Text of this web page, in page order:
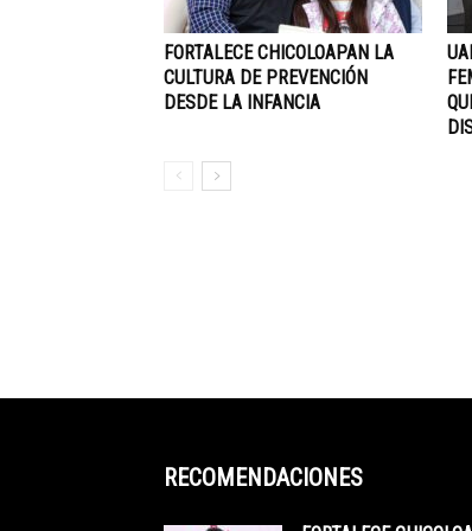
FORTALECE CHICOLOAPAN LA
CULTURA DE PREVENCIÓN
DESDE LA INFANCIA
RECOMENDACIONES